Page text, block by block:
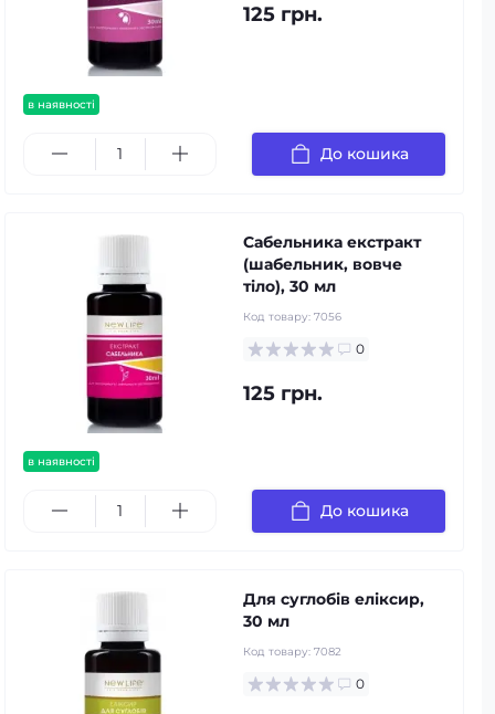
в наявності
125 грн.
До кошика
в наявності
Сабельника екстракт
(шабельник, вовче
тіло), 30 мл
Код товару: 7056
0
125 грн.
До кошика
Для суглобів еліксир,
30 мл
Код товару: 7082
0